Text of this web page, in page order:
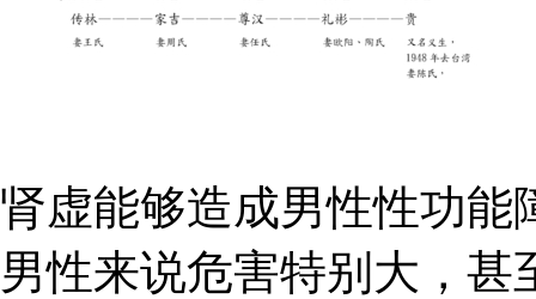
肾虚能够造成男性性功能
男性来说危害特别大，